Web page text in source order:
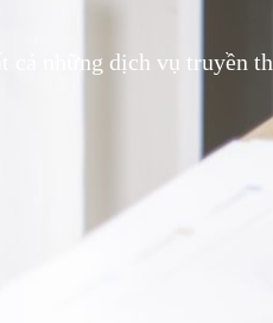
cả những dịch vụ truyền